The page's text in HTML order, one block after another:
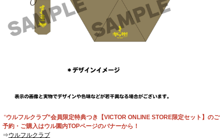
“ウルフルクラブ”会員限定特典つき【VICTOR ONLINE STORE限定セット】のご
予約・ご購入はウル園内TOPページのバナーから！
⇒ウルフルクラブ